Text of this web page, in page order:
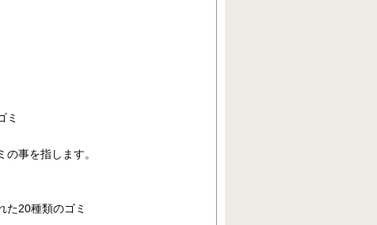
ミ
事を指します。
た20種類のゴミ